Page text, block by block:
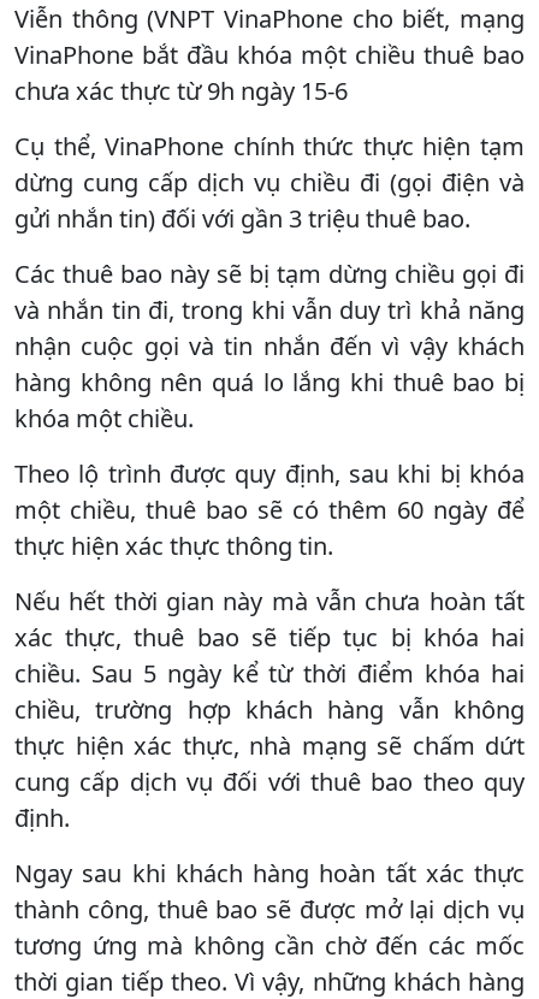
Viễn thông (VNPT VinaPhone cho biết, mạng
VinaPhone bắt đầu khóa một chiều thuê bao
chưa xác thực từ 9h ngày 15-6
Cụ thể, VinaPhone chính thức thực hiện tạm
dừng cung cấp dịch vụ chiều đi (gọi điện và
gửi nhắn tin) đối với gần 3 triệu thuê bao.
Các thuê bao này sẽ bị tạm dừng chiều gọi đi
và nhắn tin đi, trong khi vẫn duy trì khả năng
nhận cuộc gọi và tin nhắn đến vì vậy khách
hàng không nên quá lo lắng khi thuê bao bị
khóa một chiều.
Theo lộ trình được quy định, sau khi bị khóa
một chiều, thuê bao sẽ có thêm 60 ngày để
thực hiện xác thực thông tin.
Nếu hết thời gian này mà vẫn chưa hoàn tất
xác thực, thuê bao sẽ tiếp tục bị khóa hai
chiều. Sau 5 ngày kể từ thời điểm khóa hai
chiều, trường hợp khách hàng vẫn không
thực hiện xác thực, nhà mạng sẽ chấm dứt
cung cấp dịch vụ đối với thuê bao theo quy
định.
Ngay sau khi khách hàng hoàn tất xác thực
thành công, thuê bao sẽ được mở lại dịch vụ
tương ứng mà không cần chờ đến các mốc
thời gian tiếp theo. Vì vậy, những khách hàng